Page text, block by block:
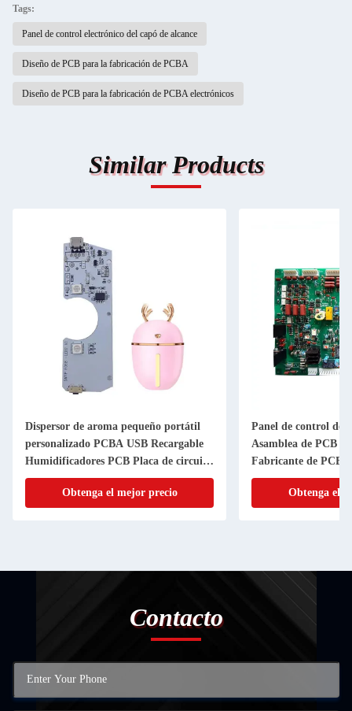
Tags:
Panel de control electrónico del capó de alcance
Diseño de PCB para la fabricación de PCBA
Diseño de PCB para la fabricación de PCBA electrónicos
Similar Products
Dispersor de aroma pequeño portátil
personalizado PCBA USB Recargable
Humidificadores PCB Placa de circuito
impreso
Obtenga el mejor precio
Panel de control del
Asamblea de PCB
Fabricante de PCB
Obtenga el
Contacto